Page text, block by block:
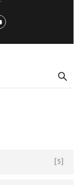
[5]